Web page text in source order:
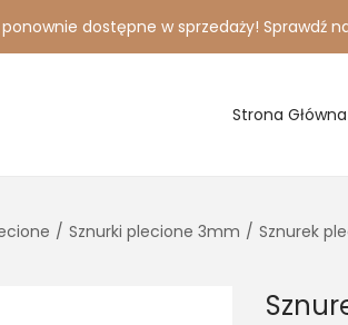
dostępne w sprzedaży! Sprawdź
Strona Główna
/ Sznurki plecione 3mm / Sznurek